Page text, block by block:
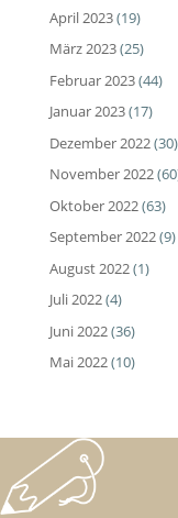
April 2023(19)
März 2023(25)
Februar 2023(44)
Januar 2023(17)
Dezember 2022(30)
November 2022
Oktober 2022(63)
September 2022(9)
August 2022(1)
Juli 2022(4)
Juni 2022(36)
Mai 2022(10)